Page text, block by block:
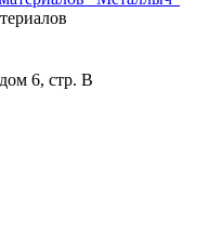
6, стр. В